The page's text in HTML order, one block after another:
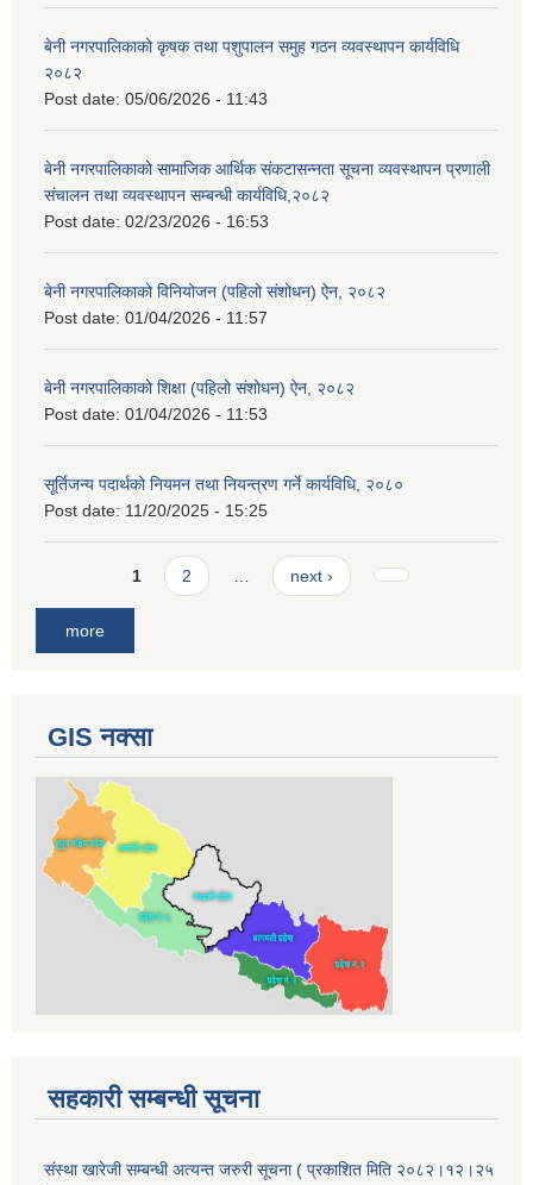
बेनी नगरपालिकाको कृषक तथा पशुपालन समुह गठन व्यवस्थापन कार्यविधि
२०८२
Post date: 05/06/2026 - 11:43
बेनी नगरपालिकाको सामाजिक आर्थिक संकटासन्नता सूचना व्यवस्थापन प्रणाली
संचालन तथा व्यवस्थापन सम्बन्धी कार्यविधि,२०८२
Post date: 02/23/2026 - 16:53
बेनी नगरपालिकाको विनियोजन (पहिलो संशोधन) ऐन, २०८२
Post date: 01/04/2026 - 11:57
बेनी नगरपालिकाको शिक्षा (पहिलो संशोधन) ऐन, २०८२
Post date: 01/04/2026 - 11:53
सूर्तिजन्य पदार्थको नियमन तथा नियन्त्रण गर्ने कार्यविधि, २०८०
Post date: 11/20/2025 - 15:25
Pages1 2 next ›
more
GIS नक्सा
सहकारी सम्बन्धी सूचना
संस्था खारेजी सम्बन्धी अत्यन्त जरुरी सूचना ( प्रकाशित मिति २०८२।१२।२५